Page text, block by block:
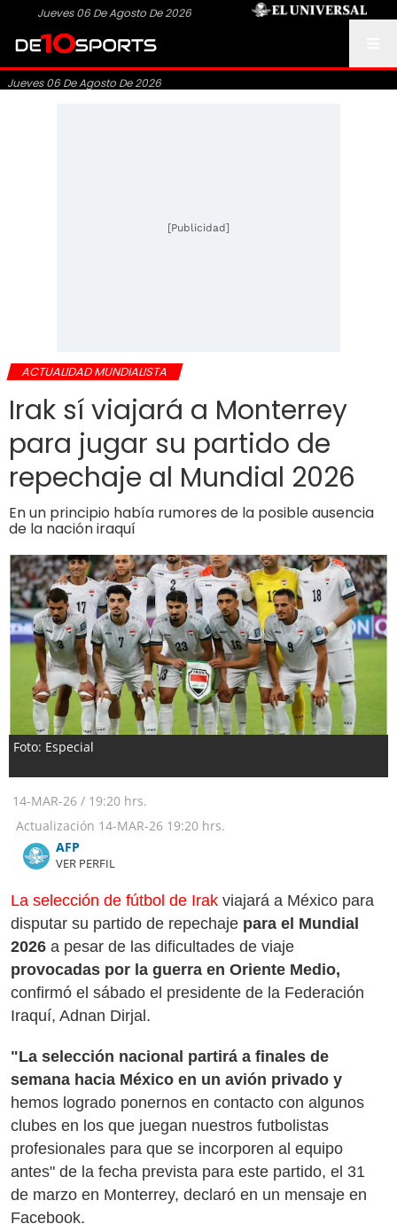
Jueves 06 De Agosto De 2026
Jueves 06 De Agosto De 2026
[Publicidad]
ACTUALIDAD MUNDIALISTA
Irak sí viajará a Monterrey
para jugar su partido de
repechaje al Mundial 2026
En un principio había rumores de la posible ausencia
de la nación iraquí
Foto: Especial
14-MAR-26 / 19:20 hrs.
Actualización 14-MAR-26 19:20 hrs.
AFP
VER PERFIL
La selección de fútbol de Irak viajará a México para
disputar su partido de repechaje para el Mundial
2026 a pesar de las dificultades de viaje
provocadas por la guerra en Oriente Medio,
confirmó el sábado el presidente de la Federación
Iraquí, Adnan Dirjal.
"La selección nacional partirá a finales de
semana hacia México en un avión privado y
hemos logrado ponernos en contacto con algunos
clubes en los que juegan nuestros futbolistas
profesionales para que se incorporen al equipo
antes" de la fecha prevista para este partido, el 31
de marzo en Monterrey, declaró en un mensaje en
Facebook.